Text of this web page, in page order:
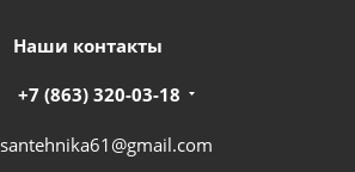
Наши контакты
+7 (863) 320-03-18
santehnika61@gmail.com